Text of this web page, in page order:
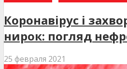
Коронавірус і
нирок: погляд
25 февраля 2021